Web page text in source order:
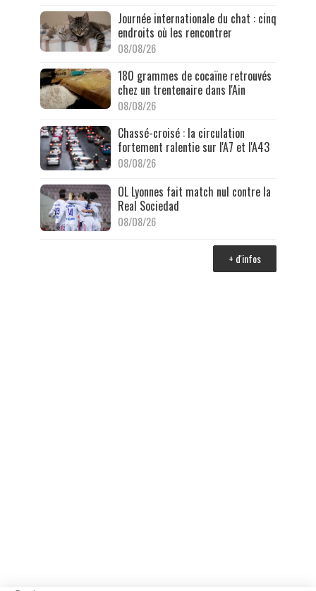
Journée internationale du chat : cinq
endroits où les rencontrer
08/08/26
180 grammes de cocaïne retrouvés
chez un trentenaire dans l'Ain
08/08/26
Chassé-croisé : la circulation
fortement ralentie sur l'A7 et l'A43
08/08/26
OL Lyonnes fait match nul contre la
Real Sociedad
08/08/26
+ d'infos